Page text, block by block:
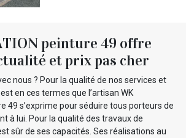
peinture 49 offre
et prix pas cher
nous ? Pour la qualité de nos services et
en ces termes que l’artisan WK
49 s’exprime pour séduire tous porteurs de
à lui. Pour la qualité des travaux de
sûr de ses capacités. Ses réalisations au